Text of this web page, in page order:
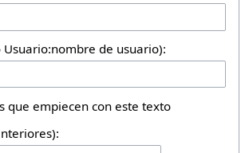
de usuario):
que empiecen con este texto